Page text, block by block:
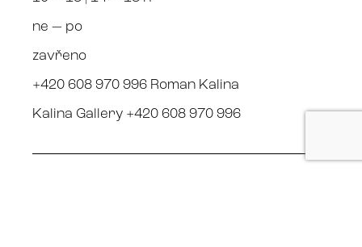
ne — po
zavřeno
+420 608 970 996 Roman Kalina
Kalina Gallery +420 608 970 996